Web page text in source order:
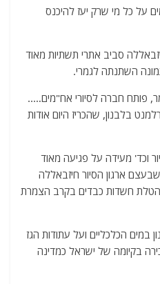
על כל מי שרק יעז להיכנס
חיזבאללה סביב אתרי תשתיות מאוד
פותח חברה לסיורי אח"מים…..
בלבנון, שהכריז היום אודות
וכד' מעידה על פגיעה מאוד
ארגון הסיור חיזבאללה
והטלת חשדות כבדים בקרב הצמרת
הכלכליים ועל עתודות הגז
בקיומה של ישראל כמדינה